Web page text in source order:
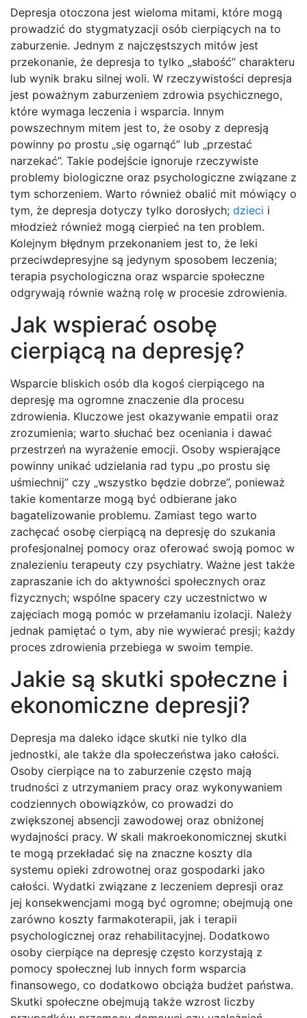
Depresja otoczona jest wieloma mitami, które mogą
prowadzić do stygmatyzacji osób cierpiących na to
zaburzenie. Jednym z najczęstszych mitów jest
przekonanie, że depresja to tylko „słabość” charakteru
lub wynik braku silnej woli. W rzeczywistości depresja
jest poważnym zaburzeniem zdrowia psychicznego,
które wymaga leczenia i wsparcia. Innym
powszechnym mitem jest to, że osoby z depresją
powinny po prostu „się ogarnąć” lub „przestać
narzekać”. Takie podejście ignoruje rzeczywiste
problemy biologiczne oraz psychologiczne związane z
tym schorzeniem. Warto również obalić mit mówiący o
tym, że depresja dotyczy tylko dorosłych; dzieci i
młodzież również mogą cierpieć na ten problem.
Kolejnym błędnym przekonaniem jest to, że leki
przeciwdepresyjne są jedynym sposobem leczenia;
terapia psychologiczna oraz wsparcie społeczne
odgrywają równie ważną rolę w procesie zdrowienia.
Jak wspierać osobę
cierpiącą na depresję?
Wsparcie bliskich osób dla kogoś cierpiącego na
depresję ma ogromne znaczenie dla procesu
zdrowienia. Kluczowe jest okazywanie empatii oraz
zrozumienia; warto słuchać bez oceniania i dawać
przestrzeń na wyrażenie emocji. Osoby wspierające
powinny unikać udzielania rad typu „po prostu się
uśmiechnij” czy „wszystko będzie dobrze”, ponieważ
takie komentarze mogą być odbierane jako
bagatelizowanie problemu. Zamiast tego warto
zachęcać osobę cierpiącą na depresję do szukania
profesjonalnej pomocy oraz oferować swoją pomoc w
znalezieniu terapeuty czy psychiatry. Ważne jest także
zapraszanie ich do aktywności społecznych oraz
fizycznych; wspólne spacery czy uczestnictwo w
zajęciach mogą pomóc w przełamaniu izolacji. Należy
jednak pamiętać o tym, aby nie wywierać presji; każdy
proces zdrowienia przebiega w swoim tempie.
Jakie są skutki społeczne i
ekonomiczne depresji?
Depresja ma daleko idące skutki nie tylko dla
jednostki, ale także dla społeczeństwa jako całości.
Osoby cierpiące na to zaburzenie często mają
trudności z utrzymaniem pracy oraz wykonywaniem
codziennych obowiązków, co prowadzi do
zwiększonej absencji zawodowej oraz obniżonej
wydajności pracy. W skali makroekonomicznej skutki
te mogą przekładać się na znaczne koszty dla
systemu opieki zdrowotnej oraz gospodarki jako
całości. Wydatki związane z leczeniem depresji oraz
jej konsekwencjami mogą być ogromne; obejmują one
zarówno koszty farmakoterapii, jak i terapii
psychologicznej oraz rehabilitacyjnej. Dodatkowo
osoby cierpiące na depresję często korzystają z
pomocy społecznej lub innych form wsparcia
finansowego, co dodatkowo obciąża budżet państwa.
Skutki społeczne obejmują także wzrost liczby